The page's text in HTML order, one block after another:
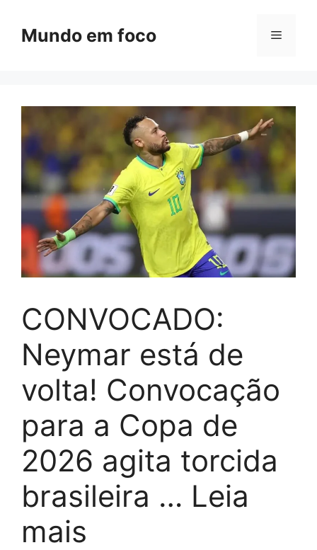
paraMundo em foco Menu
CONVOCADO:
Neymar está de
volta! Convocação
para a Copa de
2026 agita torcida
brasileira … Leia
mais